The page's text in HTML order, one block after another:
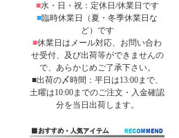
■水・日・祝：定休日/休業日です
■臨時休業日（夏・冬季休業日な
ど）です
■休業日はメール対応、お問い合わ
せ受付、及び出荷等ができませんの
で、あらかじめご了承下さい。
■出荷の〆時間：平日は13:00まで、
土曜は10:00までのご注文・入金確認
分を当日出荷します。